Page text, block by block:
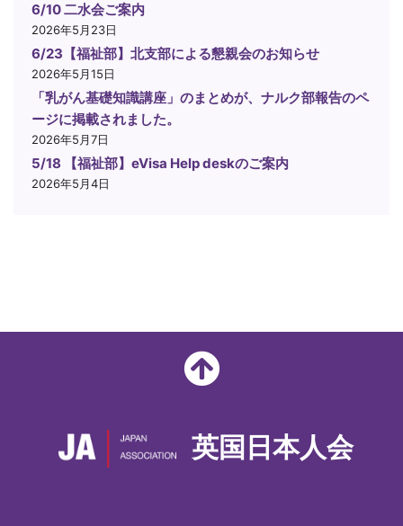
6/10 二水会ご案内
2026年5月23日
6/23【福祉部】北支部による懇親会のお知らせ
2026年5月15日
「乳がん基礎知識講座」のまとめが、ナルク部報告のペ
ージに掲載されました。
2026年5月7日
5/18 【福祉部】eVisa Help deskのご案内
2026年5月4日
英国日本人会